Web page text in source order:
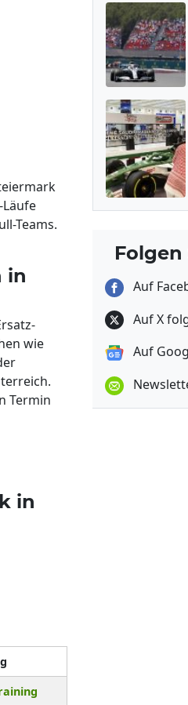
Teams.
in
wie
Termin
in
Folgen
Auf
Auf X
Auf